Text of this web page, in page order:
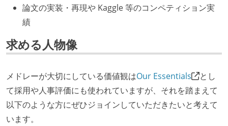
論文の実装・再現や Kaggle 等のコンペティション実
績
求める人物像
メドレーが大切にしている価値観はOur Essentials
とし
て採用や人事評価にも使われていますが、それを踏まえて
以下のような方にぜひジョインしていただきたいと考えて
います。